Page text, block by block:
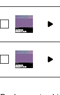
Seleccionar
Seleccionar